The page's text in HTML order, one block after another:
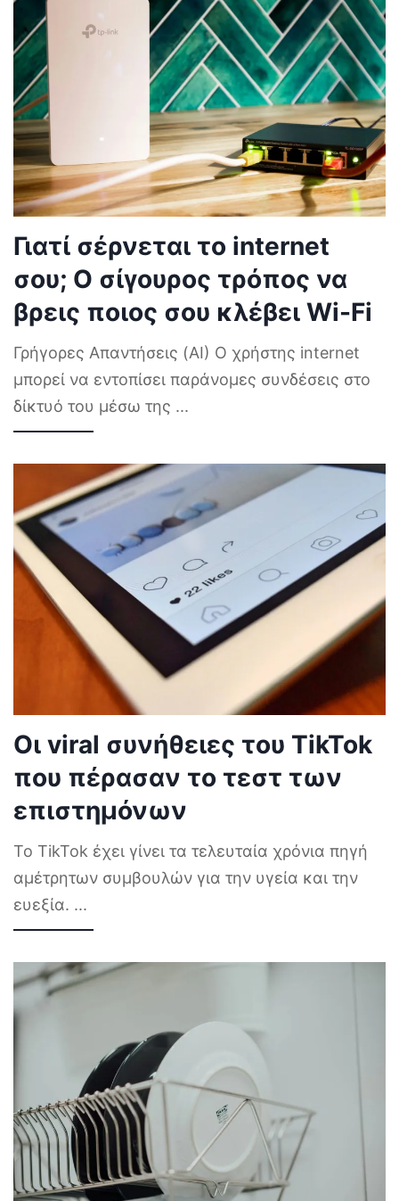
Γιατί σέρνεται το internet
σου; Ο σίγουρος τρόπος να
βρεις ποιος σου κλέβει Wi-Fi
Γρήγορες Απαντήσεις (AI) Ο χρήστης internet
μπορεί να εντοπίσει παράνομες συνδέσεις στο
δίκτυό του μέσω της ...
Οι viral συνήθειες του TikTok
που πέρασαν το τεστ των
επιστημόνων
Το TikTok έχει γίνει τα τελευταία χρόνια πηγή
αμέτρητων συμβουλών για την υγεία και την
ευεξία. ...